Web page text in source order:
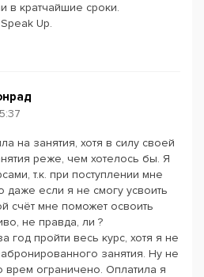
в кратчайшие сроки.
Up.
на занятия, хотя в силу своей
реже, чем хотелось бы. Я
т.к. при поступлении мне
даже если я не смогу усвоить
счёт мне поможет освоить
не правда, ли ?
год пройти весь курс, хотя я не
занятия. Ну не
врем ограничено. Оплатила я